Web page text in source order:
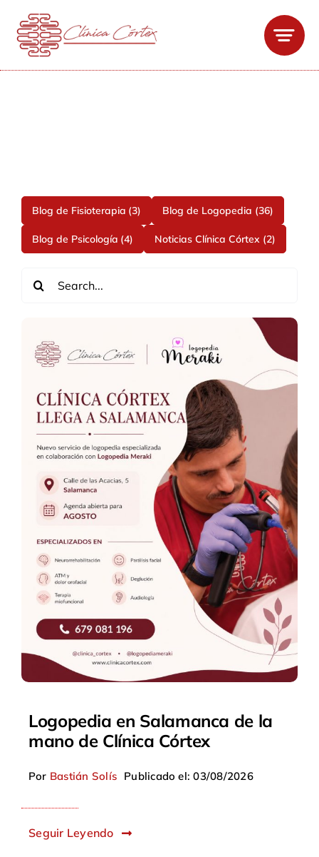
contenido
Blog de Fisioterapia (3) Blog de Logopedia (36)
Blog de Psicología (4) Noticias Clínica Córtex (2)
Logopedia en Salamanca de la
mano de Clínica Córtex
Por Bastián Solís Publicado el: 03/08/2026
Seguir Leyendo